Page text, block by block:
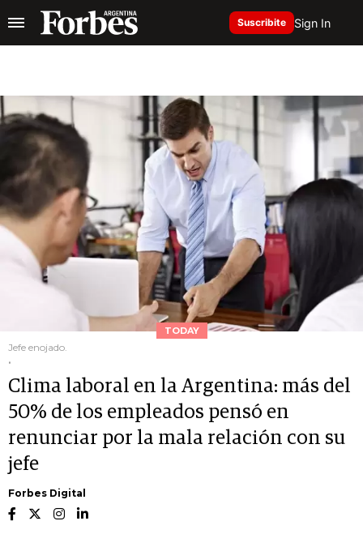
Suscribite Sign In
TODAY
Jefe enojado.
.
Clima laboral en la Argentina: más del
50% de los empleados pensó en
renunciar por la mala relación con su
jefe
Forbes Digital